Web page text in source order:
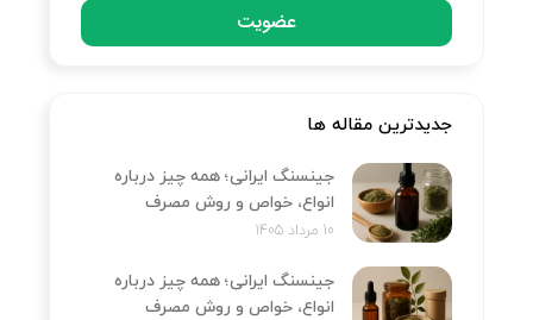
عضویت
جدیدترین مقاله ها
جینسنگ ایرانی؛ همه چیز درباره
انواع، خواص و روش مصرف
10 مرداد 1405
جینسنگ ایرانی؛ همه چیز درباره
انواع، خواص و روش مصرف